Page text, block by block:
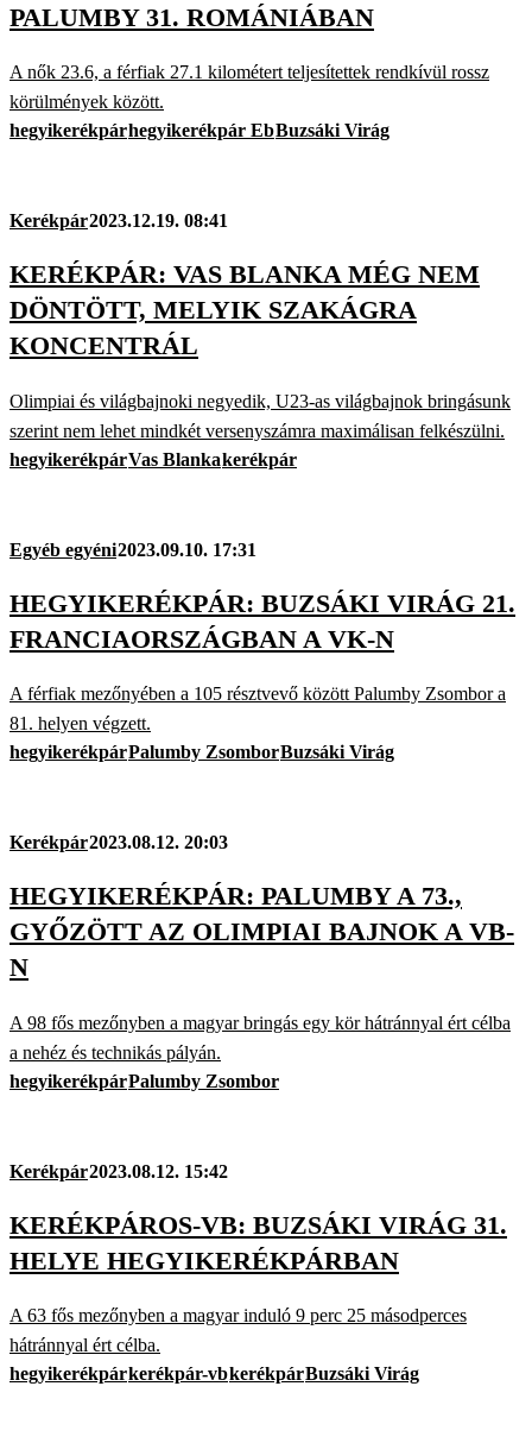
PALUMBY 31. ROMÁNIÁBAN
A nők 23.6, a férfiak 27.1 kilométert teljesítettek rendkívül rossz
körülmények között.
hegyikerékpárhegyikerékpár EbBuzsáki Virág
Kerékpár2023.12.19. 08:41
KERÉKPÁR: VAS BLANKA MÉG NEM
DÖNTÖTT, MELYIK SZAKÁGRA
KONCENTRÁL
Olimpiai és világbajnoki negyedik, U23-as világbajnok bringásunk
szerint nem lehet mindkét versenyszámra maximálisan felkészülni.
hegyikerékpárVas Blankakerékpár
Egyéb egyéni2023.09.10. 17:31
HEGYIKERÉKPÁR: BUZSÁKI VIRÁG 21.
FRANCIAORSZÁGBAN A VK-N
A férfiak mezőnyében a 105 résztvevő között Palumby Zsombor a
81. helyen végzett.
hegyikerékpárPalumby ZsomborBuzsáki Virág
Kerékpár2023.08.12. 20:03
HEGYIKERÉKPÁR: PALUMBY A 73.,
GYŐZÖTT AZ OLIMPIAI BAJNOK A VB-
N
A 98 fős mezőnyben a magyar bringás egy kör hátránnyal ért célba
a nehéz és technikás pályán.
hegyikerékpárPalumby Zsombor
Kerékpár2023.08.12. 15:42
KERÉKPÁROS-VB: BUZSÁKI VIRÁG 31.
HELYE HEGYIKERÉKPÁRBAN
A 63 fős mezőnyben a magyar induló 9 perc 25 másodperces
hátránnyal ért célba.
hegyikerékpárkerékpár-vbkerékpárBuzsáki Virág